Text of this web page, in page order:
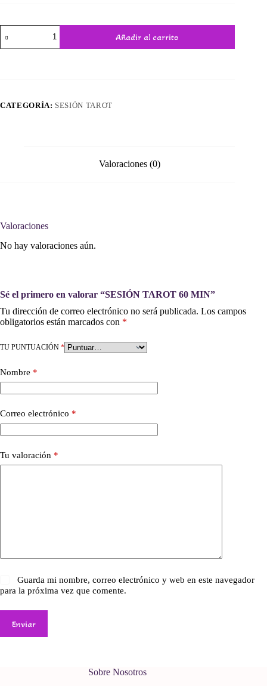
SESIÓN
TAROT
60
Añadir al carrito
CATEGORÍA: SESIÓN TAROT
Valoraciones (0)
Valoraciones
No hay valoraciones aún.
Sé el primero en valorar “SESIÓN TAROT 60 MIN”
Tu dirección de correo electrónico no será publicada. Los campos
obligatorios están marcados con *
TU PUNTUACIÓN *
Nombre *
Correo electrónico *
Tu valoración *
Guarda mi nombre, correo electrónico y web en este navegador
para la próxima vez que comente.
Enviar
Sobre Nosotros